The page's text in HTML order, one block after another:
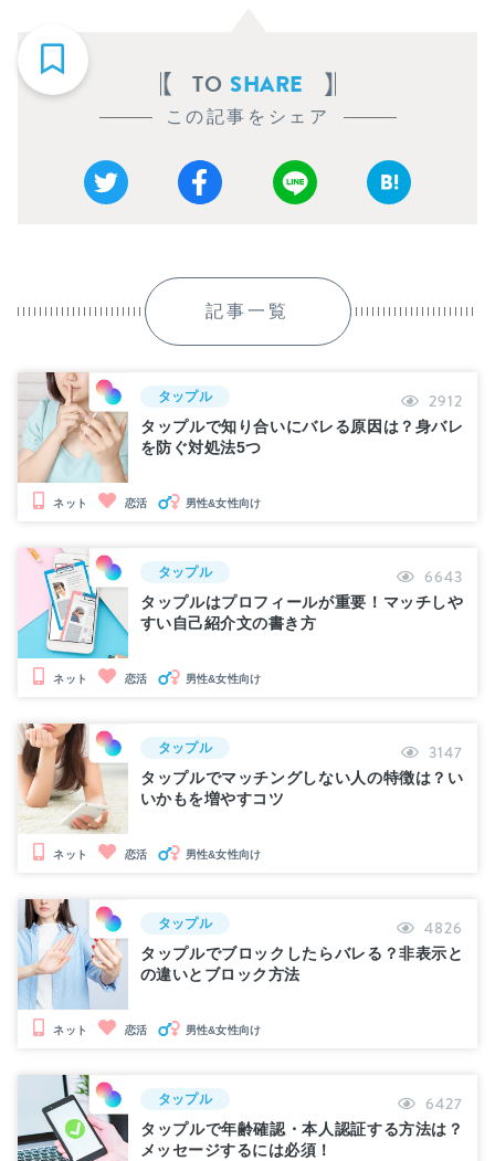
TO SHARE
この記事をシェア
記事一覧
タップル 2912
タップルで知り合いにバレる原因は？身バレ
を防ぐ対処法5つ
ネット 恋活 男性&女性向け
タップル 6643
タップルはプロフィールが重要！マッチしや
すい自己紹介文の書き方
ネット 恋活 男性&女性向け
タップル 3147
タップルでマッチングしない人の特徴は？い
いかもを増やすコツ
ネット 恋活 男性&女性向け
タップル 4826
タップルでブロックしたらバレる？非表示と
の違いとブロック方法
ネット 恋活 男性&女性向け
タップル 6427
タップルで年齢確認・本人認証する方法は？
メッセージするには必須！